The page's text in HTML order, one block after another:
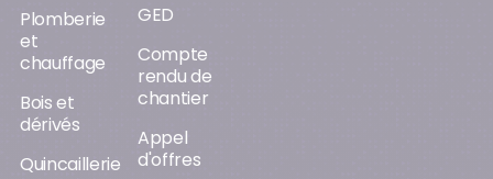
Plomberie
et
chauffage
Bois et
dérivés
Quincaillerie
GED
Compte
rendu de
chantier
Appel
d'offres